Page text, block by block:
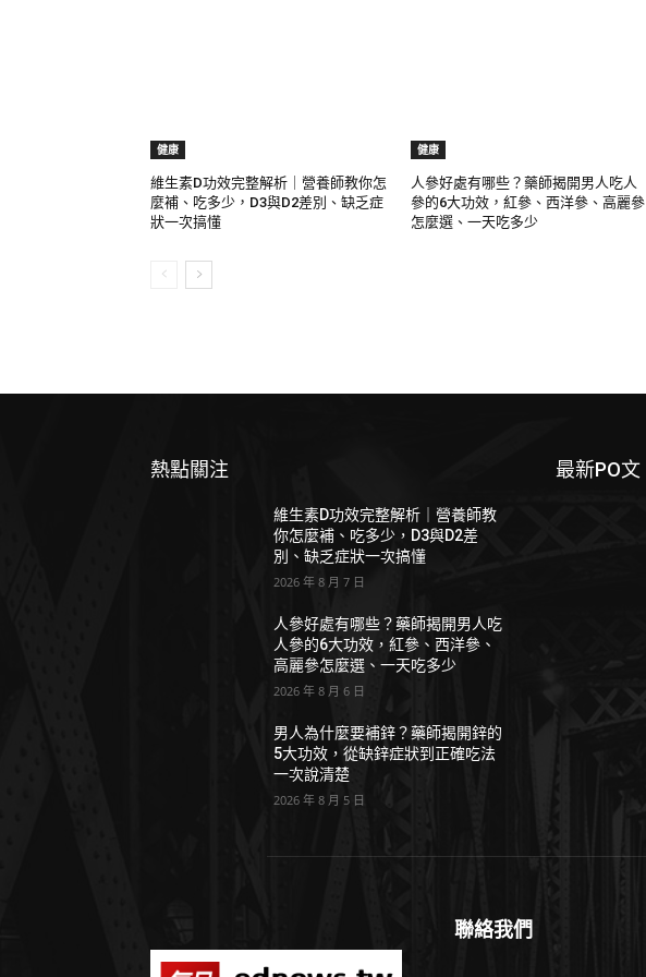
健康
維生素D功效完整解析｜營養師教你怎
麼補、吃多少，D3與D2差別、缺乏症
狀一次搞懂
健康
人參好處有哪些？藥師揭開男人吃人
參的6大功效，紅參、西洋參、高麗參
怎麼選、一天吃多少
熱點關注
維生素D功效完整解析｜營養師教
你怎麼補、吃多少，D3與D2差
別、缺乏症狀一次搞懂
2026 年 8 月 7 日
人參好處有哪些？藥師揭開男人吃
人參的6大功效，紅參、西洋參、
高麗參怎麼選、一天吃多少
2026 年 8 月 6 日
男人為什麼要補鋅？藥師揭開鋅的
5大功效，從缺鋅症狀到正確吃法
一次說清楚
2026 年 8 月 5 日
最新PO文
聯絡我們